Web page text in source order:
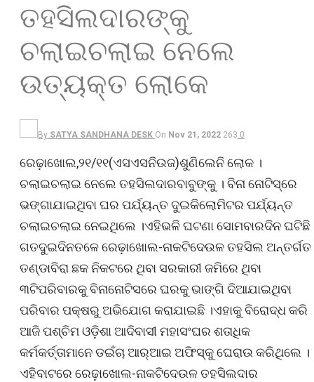
ତହସିଲଦାରଙ୍କୁ
ଚଲାଇଚଲାଇ ନେଲେ
ଉତ୍ୟକ୍ତ ଲୋକେ
By SATYA SANDHANA DESK On Nov 21, 2022 263 0
ରେଢ଼ାଖୋଲ,୨୧/୧୧(ଏସଏସନିଉଜ)ଶୁଣିଲେନି ଲୋକ ।
ଚଲାଇଚଲାଇ ନେଲେ ତହସିଲଦାରବାବୁଙ୍କୁ । ବିନା ନୋଟିସ୍‌ରେ
ଭଙ୍ଗାଯାଇଥିବା ଘର ପର୍ଯ୍ୟନ୍ତ ଦୁଇକିଲୋମିଟର ପର୍ଯ୍ୟନ୍ତ
ଚଲାଇଚଲାଇ ନେଇଥିଲେ ।ଏହିଭଳି ଘଟଣା ସୋମବାରଦିନ ଘଟିଛି
ଗତଦୁଇଦିନତଳେ ରେଢ଼ାଖୋଲ-ନାକଟିଦେଉଳ ତହସିଲ ଅନ୍ତର୍ଗତ
ତଣ୍ଡାବିରା ଛକ ନିକଟରେ ଥିବା ସରକାରୀ ଜମିରେ ଥିବା
୩ଟିପରିବାରକୁ ବିନାନୋଟିସରେ ଘରକୁ ଭାଙ୍ଗି ଦିଆଯାଇଥିବା
ପରିବାର ପକ୍ଷରୁ ଅଭିଯୋଗ କରାଯାଇଛି ।ଏହାକୁ ବିରୋଦ୍ଧ କରି
ଆଜି ପଶ୍ଚିମ ଓଡ଼ିଶା ଆଦିବାସୀ ମହାସଂଘର ଶତାଧିକ
କର୍ମକର୍ତ୍ତାମାନେ ଡଇଁଚା ଆର୍‌ଆଇ ଅଫିସ୍‌କୁ ଘେରାଉ କରିଥିଲେ ।
ଏହିବାଟରେ ରେଢ଼ାଖୋଲ-ନାକଟିଦେଉଳ ତହସିଲଦାର